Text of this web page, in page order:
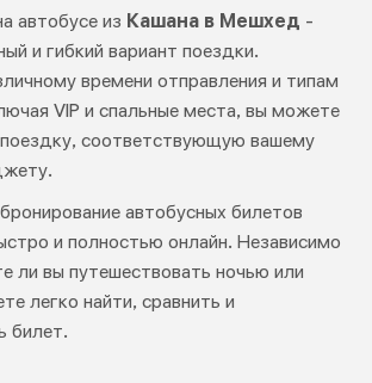
автобусе из Кашана в Мешхед -
и гибкий вариант поездки.
времени отправления и типам
VIP и спальные места, вы можете
соответствующую вашему
автобусных билетов
и полностью онлайн. Независимо
ли вы путешествовать ночью или
легко найти, сравнить и
билет.